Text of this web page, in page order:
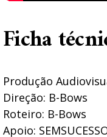
Ficha
Produção
Direção: B-Bows
Roteiro: B-Bows
Apoio: